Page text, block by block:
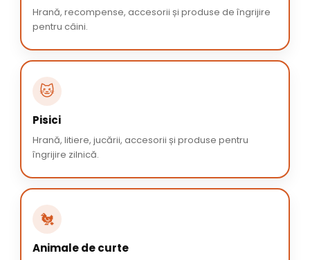
Hrană, recompense, accesorii și produse de îngrijire
pentru câini.
🐱
Pisici
Hrană, litiere, jucării, accesorii și produse pentru
îngrijire zilnică.
🐔
Animale de curte